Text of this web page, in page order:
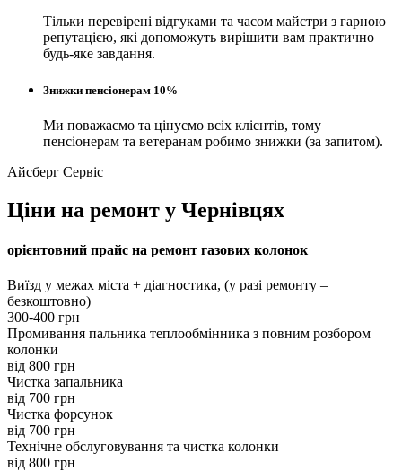
Тільки перевірені відгуками та часом майстри з гарною
репутацією, які допоможуть вирішити вам практично
будь-яке завдання.
Знижки пенсіонерам 10%
Ми поважаємо та цінуємо всіх клієнтів, тому
пенсіонерам та ветеранам робимо знижки (за запитом).
Айсберг Сервіс
Ціни на ремонт у Чернівцях
орієнтовний прайс на ремонт газових колонок
Виїзд у межах міста + діагностика, (у разі ремонту –
безкоштовно)
300-400 грн
Промивання пальника теплообмінника з повним розбором
колонки
вiд 800 грн
Чистка запальника
вiд 700 грн
Чистка форсунок
вiд 700 грн
Технічне обслуговування та чистка колонки
вiд 800 грн